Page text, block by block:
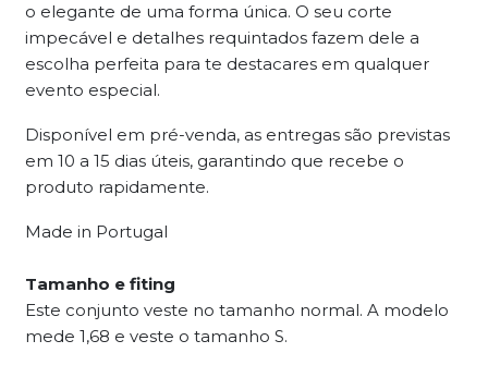
o elegante de uma forma única. O seu corte
impecável e detalhes requintados fazem dele a
escolha perfeita para te destacares em qualquer
evento especial.
Disponível em pré-venda, as entregas são previstas
em 10 a 15 dias úteis, garantindo que recebe o
produto rapidamente.
Made in Portugal
Tamanho e fiting
Este conjunto veste no tamanho normal. A modelo
mede 1,68 e veste o tamanho S.